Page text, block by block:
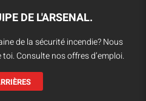
DE L'ARSENAL.
de la sécurité incendie? Nous
Consulte nos offres d’emploi.